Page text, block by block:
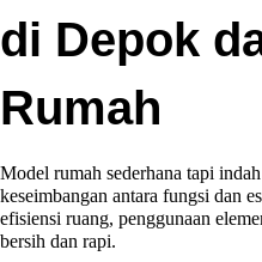
di Depok
Rumah
Model rumah sederhana tapi
keseimbangan antara fungsi dan
efisiensi ruang, penggunaan
bersih dan rapi.